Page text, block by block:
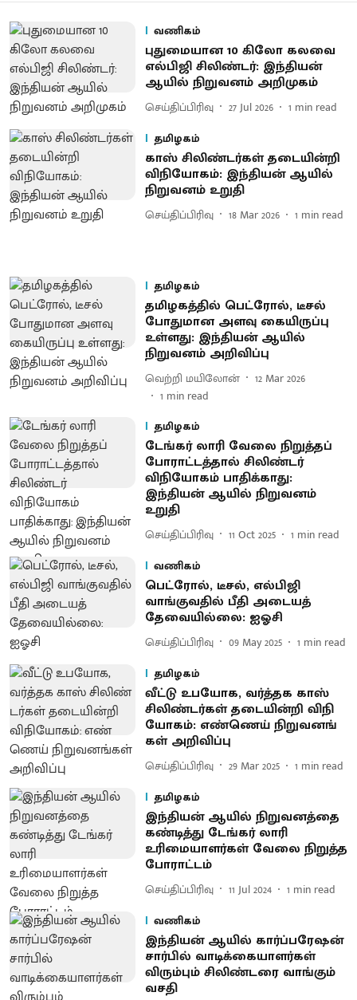
வணிகம்
புதுமையான 10 கிலோ கலவை
எல்பிஜி சிலிண்டர்: இந்தியன்
ஆயில் நிறுவனம் அறிமுகம்
செய்திப்பிரிவு 27 Jul 2026 1 min read
தமிழகம்
காஸ் சிலிண்டர்கள் தடையின்றி
விநியோகம்: இந்தியன் ஆயில்
நிறுவனம் உறுதி
செய்திப்பிரிவு 18 Mar 2026 1 min read
தமிழகம்
தமிழகத்தில் பெட்ரோல், டீசல்
போதுமான அளவு கையிருப்பு
உள்ளது: இந்தியன் ஆயில்
நிறுவனம் அறிவிப்பு
வெற்றி மயிலோன்
12 Mar 2026
1 min read
தமிழகம்
டேங்கர் லாரி வேலை நிறுத்தப்
போராட்டத்தால் சிலிண்டர்
விநியோகம் பாதிக்காது:
இந்தியன் ஆயில் நிறுவனம்
உறுதி
செய்திப்பிரிவு 11 Oct 2025 1 min read
வணிகம்
பெட்ரோல், டீசல், எல்பிஜி
வாங்குவதில் பீதி அடையத்
தேவையில்லை: ஐஓசி
செய்திப்பிரிவு 09 May 2025 1 min read
தமிழகம்
வீட்டு உபயோக, வர்த்தக காஸ்
சிலிண்​டர்​கள் தடை​யின்றி விநி​
யோகம்: எண்​ணெய் நிறு​வனங்​
கள் அறி​விப்பு
செய்திப்பிரிவு 29 Mar 2025 1 min read
தமிழகம்
இந்தியன் ஆயில் நிறுவனத்தை
கண்டித்து டேங்கர் லாரி
உரிமையாளர்கள் வேலை நிறுத்த
போராட்டம்
செய்திப்பிரிவு 11 Jul 2024 1 min read
வணிகம்
இந்தியன் ஆயில் கார்ப்பரேஷன்
சார்பில் வாடிக்கையாளர்கள்
விரும்பும் சிலிண்டரை வாங்கும்
வசதி